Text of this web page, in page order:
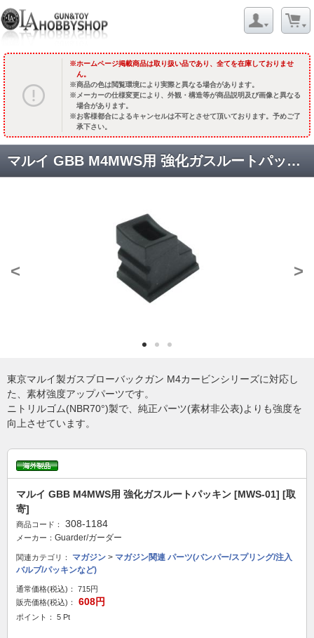
ホームページ掲載商品は取り扱い品であり、全てを在庫しておりませ
ん。
商品の色は閲覧環境により実際と異なる場合があります。
メーカーの仕様変更により、外観・構造等が商品説明及び画像と異なる
場合があります。
お客様都合によるキャンセルは不可とさせて頂いております。予めご了
承下さい。
マルイ GBB M4MWS用 強化ガスルートパッキン [MWS-01] [取寄]
< >
東京マルイ製ガスブローバックガン M4カービンシリーズに対応し
た、素材強度アップパーツです。
ニトリルゴム(NBR70°)製で、純正パーツ(素材非公表)よりも強度を
向上させています。
マルイ GBB M4MWS用 強化ガスルートパッキン [MWS-01] [取
寄]
商品コード： 308-1184
メーカー： Guarder/ガーダー
関連カテゴリ： マガジン > マガジン関連 パーツ(バンパー/スプリング/注入
バルブ/パッキンなど)
通常価格(税込)：
715円
販売価格(税込)：
608円
ポイント： 5 Pt